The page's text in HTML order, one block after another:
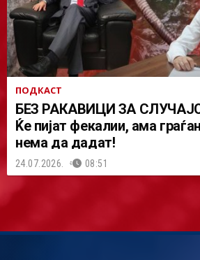
ПОДКАСТ
БЕЗ РАКАВИЦИ ЗА
Ќе пијат фекалии, ама
нема да дадат!
24.07.2026. 08:51